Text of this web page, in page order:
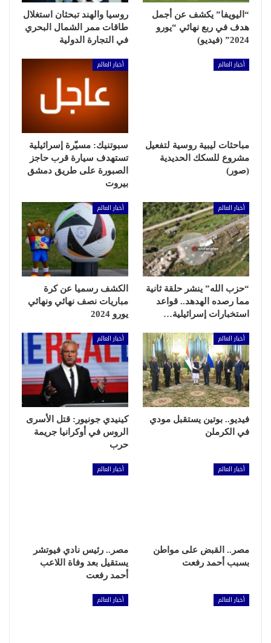
“اليويفا” يكشف عن أجمل
هدف في ربع نهائي “يورو
2024” (فيديو)
روسيا والهند تبحثان استغلال
طاقات ممر الشمال البحري
في التجارة الدولية
أخبار العالم
مباحثات ليبية روسية لتفعيل
مشروع للسكك الحديدية
(صور)
أخبار العالم
سبوتنيك: مسيّرة إسرائيلية
تستهدف سيارة قرب حاجز
الصبورة على طريق دمشق
بيروت
أخبار العالم
“حزب الله” ينشر حلقة ثانية
مما رصده الهدهد.. قواعد
استخبارات إسرائيلية…
أخبار العالم
الكشف رسميا عن كرة
مباريات نصف نهائي ونهائي
يورو 2024
أخبار العالم
فيديو.. بوتين يستقبل مودي
في الكرملن
أخبار العالم
كينيدي جونيور: قتل الأسرى
الروس في أوكرانيا جريمة
حرب
أخبار العالم
مصر.. القبض على مواطن
بسبب أحمد رفعت
أخبار العالم
مصر.. رئيس نادي فيوتشر
يستقيل بعد وفاة اللاعب
أحمد رفعت
أخبار العالم أخبار العالم